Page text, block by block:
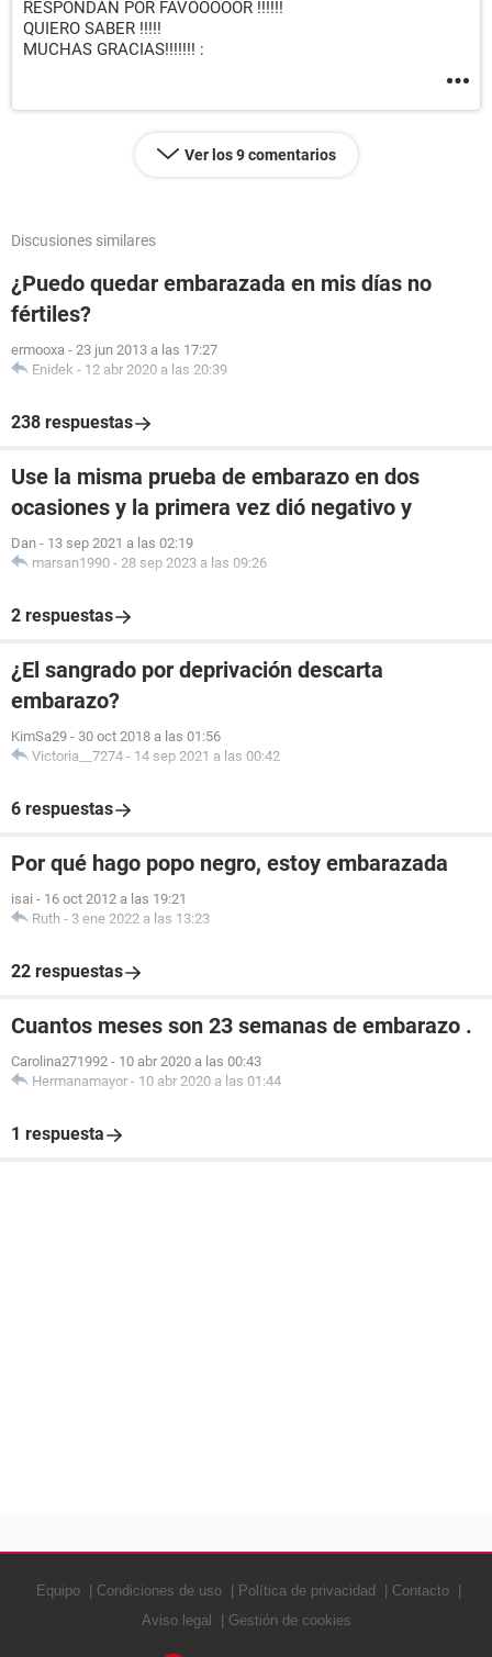
RESPONDAN POR FAVOOOOOR !!!!!!
QUIERO SABER !!!!!
MUCHAS GRACIAS!!!!!!! :
Ver los 9 comentarios
Discusiones similares
¿Puedo quedar embarazada en mis días no
fértiles?
ermooxa - 23 jun 2013 a las 17:27
Enidek - 12 abr 2020 a las 20:39
238 respuestas
Use la misma prueba de embarazo en dos
ocasiones y la primera vez dió negativo y
Dan - 13 sep 2021 a las 02:19
marsan1990 - 28 sep 2023 a las 09:26
2 respuestas
¿El sangrado por deprivación descarta
embarazo?
KimSa29 - 30 oct 2018 a las 01:56
Victoria__7274 - 14 sep 2021 a las 00:42
6 respuestas
Por qué hago popo negro, estoy embarazada
isai - 16 oct 2012 a las 19:21
Ruth - 3 ene 2022 a las 13:23
22 respuestas
Cuantos meses son 23 semanas de embarazo .
Carolina271992 - 10 abr 2020 a las 00:43
Hermanamayor - 10 abr 2020 a las 01:44
1 respuesta
Equipo Condiciones de uso Política de privacidad
Contacto
Aviso legal
Gestión de cookies